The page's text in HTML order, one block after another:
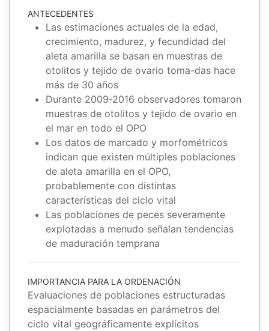
ANTECEDENTES
Las estimaciones actuales de la edad,
crecimiento, madurez, y fecundidad del
aleta amarilla se basan en muestras de
otolitos y tejido de ovario toma-das hace
más de 30 años
Durante 2009-2016 observadores tomaron
muestras de otolitos y tejido de ovario en
el mar en todo el OPO
Los datos de marcado y morfométricos
indican que existen múltiples poblaciones
de aleta amarilla en el OPO,
probablemente con distintas
características del ciclo vital
Las poblaciones de peces severamente
explotadas a menudo señalan tendencias
de maduración temprana
IMPORTANCIA PARA LA ORDENACIÓN
Evaluaciones de poblaciones estructuradas
espacialmente basadas en parámetros del
ciclo vital geográficamente explícitos